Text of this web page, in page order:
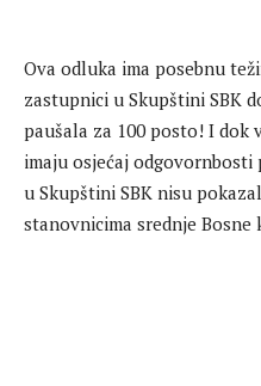
Ova odluka ima posebnu
zastupnici u Skupštini SBK
paušala za 100 posto! I dok
imaju osjećaj
u Skupštini SBK nisu
stanovnicima srednje